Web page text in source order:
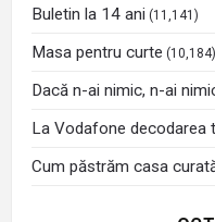
Buletin la 14 ani (11,141)
Masa pentru curte (10,184)
Dacă n-ai nimic, n-ai
La Vodafone decodarea
Cum păstrăm casa